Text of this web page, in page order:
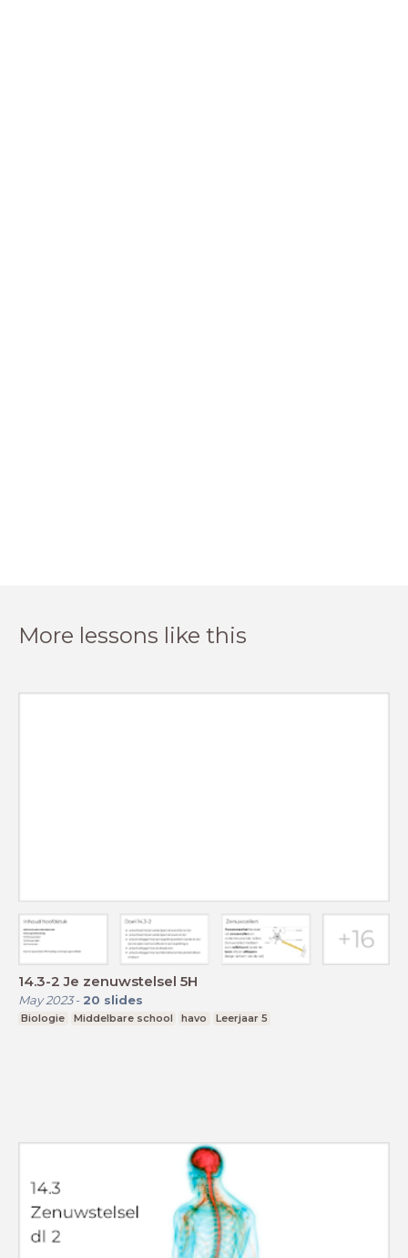
More lessons like this
14.3-2 Je zenuwstelsel 5H
May 2023- 20 slides
Biologie Middelbare school havo Leerjaar 5